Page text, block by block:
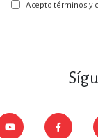
boletín:
Acepto términos y